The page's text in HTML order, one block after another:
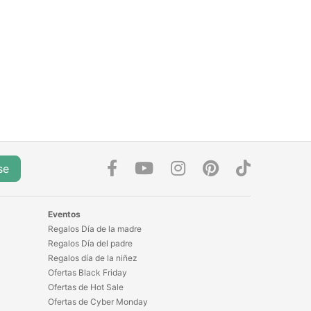
pero funciona
para
Eventos
Regalos Día de la madre
Regalos Día del padre
Regalos día de la niñez
Ofertas Black Friday
Ofertas de Hot Sale
Ofertas de Cyber Monday